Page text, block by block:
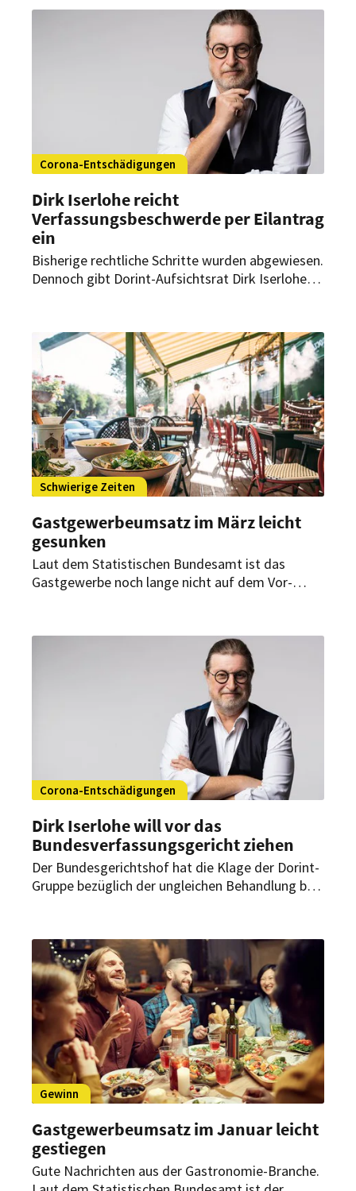
Dehoga Hessen sieht darin ein Signal für die
Corona-Entschädigungen
Dirk Iserlohe reicht
Verfassungsbeschwerde per Eilantrag
ein
Bisherige rechtliche Schritte wurden abgewiesen.
Dennoch gibt Dorint-Aufsichtsrat Dirk Iserlohe
gerechte Corona-Hilfen.
Schwierige Zeiten
Gastgewerbeumsatz im März leicht
gesunken
Laut dem Statistischen Bundesamt ist das
Gastgewerbe noch lange nicht auf dem Vor-
Februar 2024 einen Rückgang in niedrigen
Corona-Entschädigungen
Dirk Iserlohe will vor das
Bundesverfassungsgericht ziehen
Der Bundesgerichtshof hat die Klage der Dorint-
Gruppe bezüglich der ungleichen Behandlung bei
für gerechte Beihilfen für große
mittelständische Hotelunternehmen fortsetzen.
Gewinn
Gastgewerbeumsatz im Januar leicht
gestiegen
Gute Nachrichten aus der Gastronomie-Branche.